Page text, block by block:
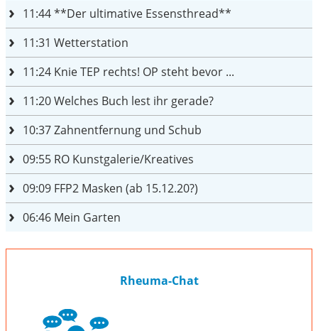
11:44**Der ultimative Essensthread**
11:31 Wetterstation
11:24 Knie TEP rechts! OP steht bevor ...
11:20Welches Buch lest ihr gerade?
10:37Zahnentfernung und Schub
09:55 RO Kunstgalerie/Kreatives
09:09 FFP2 Masken (ab 15.12.20?)
06:46 Mein Garten
Rheuma-Chat